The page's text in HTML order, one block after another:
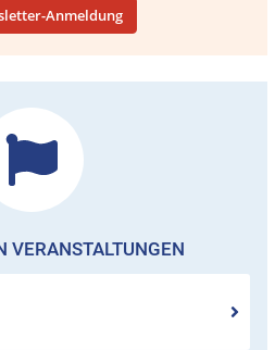
Anmeldung
VERANSTALTUNGEN